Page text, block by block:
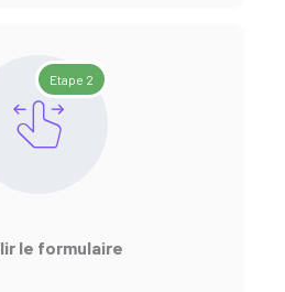
Etape 2
le formulaire